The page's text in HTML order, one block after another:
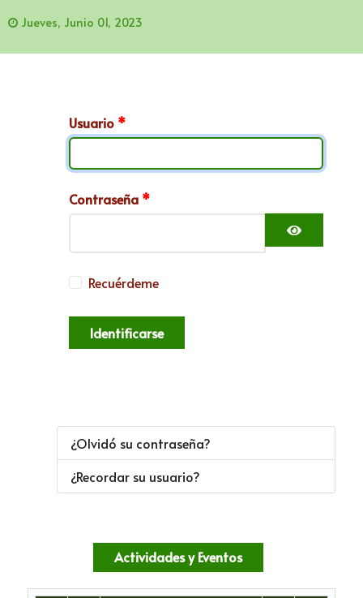
Jueves, Junio 01, 2023
Usuario *
Contraseña *
Recuérdeme
Identificarse
¿Olvidó su contraseña?
¿Recordar su usuario?
Actividades y Eventos